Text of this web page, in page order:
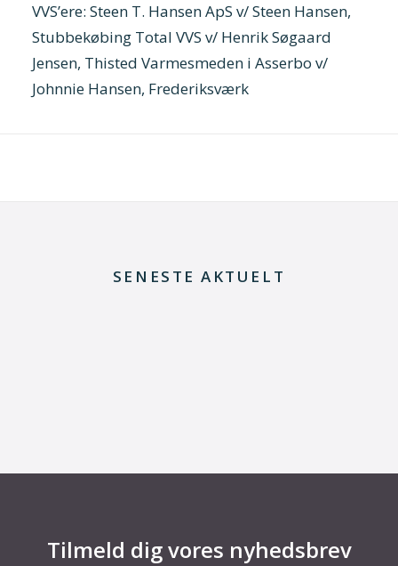
VVS’ere: Steen T. Hansen ApS v/ Steen Hansen,
Stubbekøbing Total VVS v/ Henrik Søgaard
Jensen, Thisted Varmesmeden i Asserbo v/
Johnnie Hansen, Frederiksværk
SENESTE AKTUELT
Tilmeld dig vores nyhedsbrev